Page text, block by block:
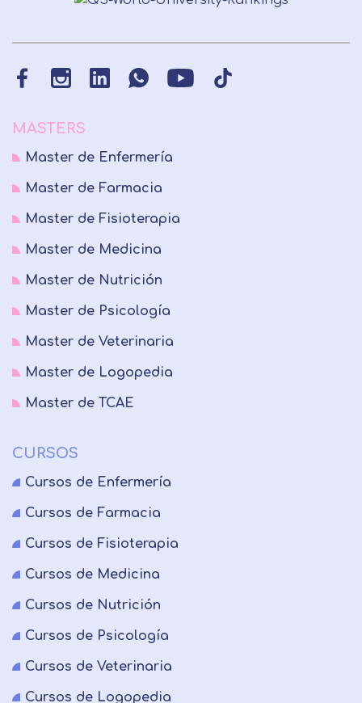
MASTERS
Master de Enfermería
Master de Farmacia
Master de Fisioterapia
Master de Medicina
Master de Nutrición
Master de Psicología
Master de Veterinaria
Master de Logopedia
Master de TCAE
CURSOS
Cursos de Enfermería
Cursos de Farmacia
Cursos de Fisioterapia
Cursos de Medicina
Cursos de Nutrición
Cursos de Psicología
Cursos de Veterinaria
Cursos de Logopedia